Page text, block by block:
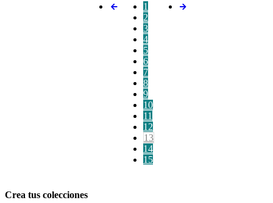
1
2
3
4
5
6
7
8
9
10
11
12
13
14
15
Crea tus colecciones